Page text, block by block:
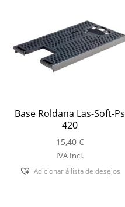
Base Roldana Las-Soft-Ps
420
15,40 €
IVA Incl.
Adicionar á lista de desejos